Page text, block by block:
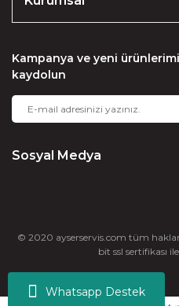
Whatsapp Destek
Kampanya ve yeni
kaydolun
Sosyal Medya
© 2020 ayserservis.com tüm
bit ssl sertifikası